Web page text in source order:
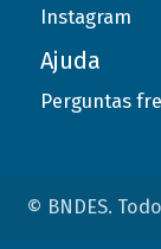
Instagram
Ajuda
Perguntas
© BNDES.